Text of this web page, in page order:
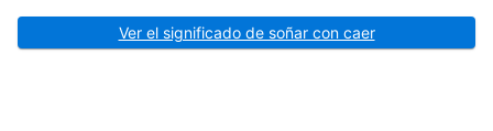
Ver el significado de soñar con caer